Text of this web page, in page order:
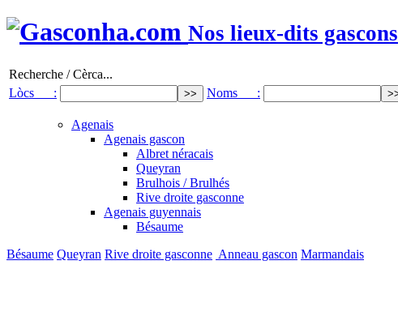
Nos lieux-dits gascons
Recherche / Cèrca...
Lòcs :
Noms :
Agenais
Agenais gascon
Albret néracais
Queyran
Brulhois / Brulhés
Rive droite gasconne
Agenais guyennais
Bésaume
Bésaume Queyran Rive droite gasconne Anneau gascon Marmandais